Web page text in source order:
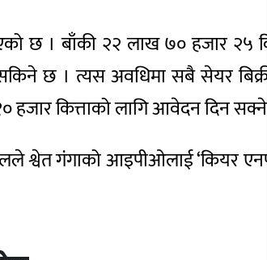
छ । बाँकी २२ लाख ७० हजार २५
छ । त्यस अवधिमा सबै सेयर
कित्ताको लागि आवेदन दिन
श्वेत गंगाको आइपीओलाई ‘कियर